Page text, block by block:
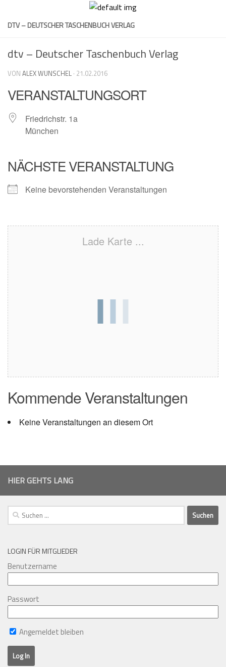
content
DTV – DEUTSCHER TASCHENBUCH VERLAG
dtv – Deutscher Taschenbuch Verlag
VON ALEX WUNSCHEL · 21.02.2016
VERANSTALTUNGSORT
Friedrichstr. 1a
München
NÄCHSTE VERANSTALTUNG
Keine bevorstehenden Veranstaltungen
Lade Karte ...
Kommende Veranstaltungen
Keine Veranstaltungen an diesem Ort
HIER GEHTS LANG
Suchen
nach:
LOGIN FÜR MITGLIEDER
Benutzername
Passwort
Angemeldet bleiben